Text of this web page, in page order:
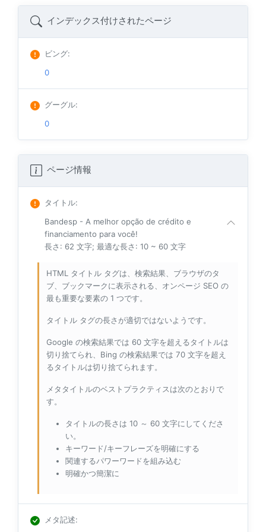
インデックス付けされたページ
ビング:
0
グーグル:
0
ページ情報
タイトル:
Bandesp - A melhor opção de crédito e
financiamento para você!
長さ: 62 文字; 最適な長さ: 10 ~ 60 文字
HTML タイトル タグは、検索結果、ブラウザのタ
ブ、ブックマークに表示される、オンページ SEO の
最も重要な要素の 1 つです。
タイトル タグの長さが適切ではないようです。
Google の検索結果では 60 文字を超えるタイトルは
切り捨てられ、Bing の検索結果では 70 文字を超え
るタイトルは切り捨てられます。
メタタイトルのベストプラクティスは次のとおりで
す。
タイトルの長さは 10 ～ 60 文字にしてくださ
い。
キーワード/キーフレーズを明確にする
関連するパワーワードを組み込む
明確かつ簡潔に
メタ記述: